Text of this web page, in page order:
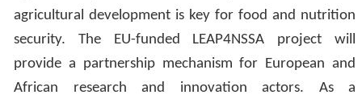
agricultural development is key for food and nutrition
security. The EU-funded LEAP4NSSA project will
provide a partnership mechanism for European and
African research and innovation actors. As a